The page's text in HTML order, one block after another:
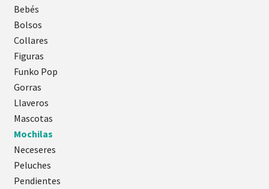
Bebés
Bolsos
Collares
Figuras
Funko Pop
Gorras
Llaveros
Mascotas
Mochilas
Neceseres
Peluches
Pendientes